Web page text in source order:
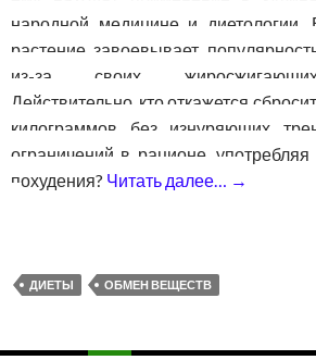
народной медицине и
растение завоевывает
из-за своих жиросжигающих
Действительно, кто откажется
килограммов без изнуряющих
ограничений в рационе,
похудения? Читать далее… →
ДИЕТЫ ОБМЕН ВЕЩЕСТВ